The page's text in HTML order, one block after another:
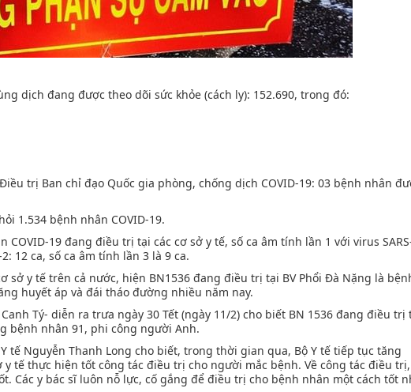
dịch đang được theo dõi sức khỏe (cách ly): 152.690, trong đó:
trị Ban chỉ đạo Quốc gia phòng, chống dịch COVID-19: 03 bệnh nhân
1.534 bệnh nhân COVID-19.
19 đang điều trị tại các cơ sở y tế, số ca âm tính lần 1 với virus
12 ca, số ca âm tính lần 3 là 9 ca.
sở y tế trên cả nước, hiện BN1536 đang điều trị tại BV Phổi Đà Nặng là
huyết áp và đái tháo đường nhiều năm nay.
Tý- diễn ra trưa ngày 30 Tết (ngày 11/2) cho biết BN 1536 đang điều trị
bệnh nhân 91, phi công người Anh.
tế Nguyễn Thanh Long cho biết, trong thời gian qua, Bộ Y tế tiếp tục tăng
tế thực hiện tốt công tác điều trị cho người mắc bệnh. Về công tác điều trị,
Các y bác sĩ luôn nỗ lực, cố gắng để điều trị cho bệnh nhân một cách tốt